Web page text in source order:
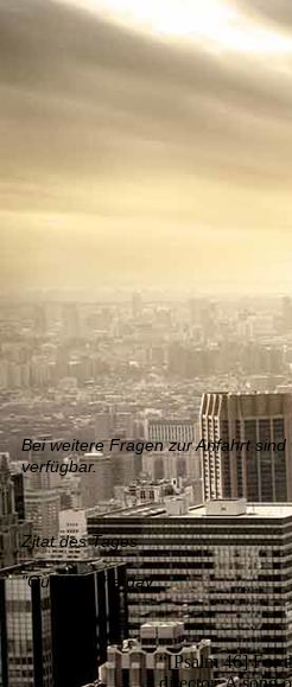
Map Herrenberg Fußweg
Bei weitere Fragen zur Anfahrt
verfügbar.
Zitat des Tages
"Quote of the day"